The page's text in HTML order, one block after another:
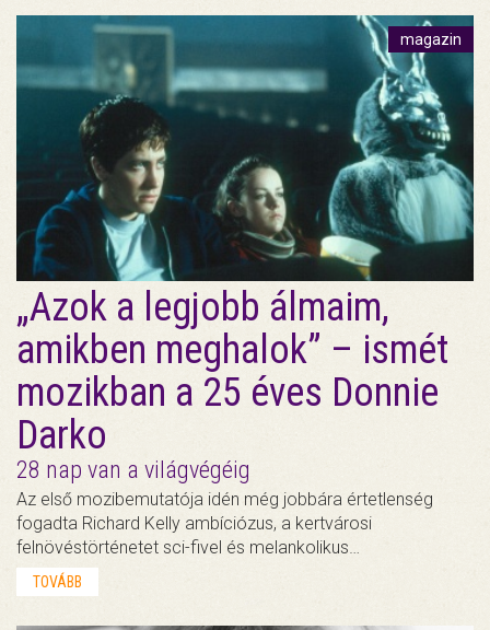
magazin
„Azok a legjobb álmaim,
amikben meghalok” – ismét
mozikban a 25 éves Donnie
Darko
28 nap van a világvégéig
Az első mozibemutatója idén még jobbára értetlenség
fogadta Richard Kelly ambíciózus, a kertvárosi
felnövéstörténetet sci-fivel és melankolikus…
TOVÁBB